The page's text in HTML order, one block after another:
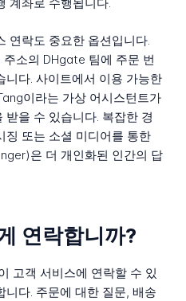
계좌로 수행됩니다.
연락도 중요한 옵션입니다.
소의 DHgate 팀에 주문 번
니다. 사이트에서 이용 가능한
이라는 가상 어시스턴트가
을 수 있습니다. 복잡한 경
징 또는 소셜 미디어를 통한
은 더 개인화된 인간의 답
연락합니까?
고객 서비스에 연락할 수 있
다. 주문에 대한 질문, 배송